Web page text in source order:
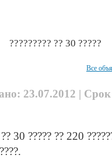
????????? ?? 30 ?????
Все
23.07.2012 |
30 ????? ?? 220